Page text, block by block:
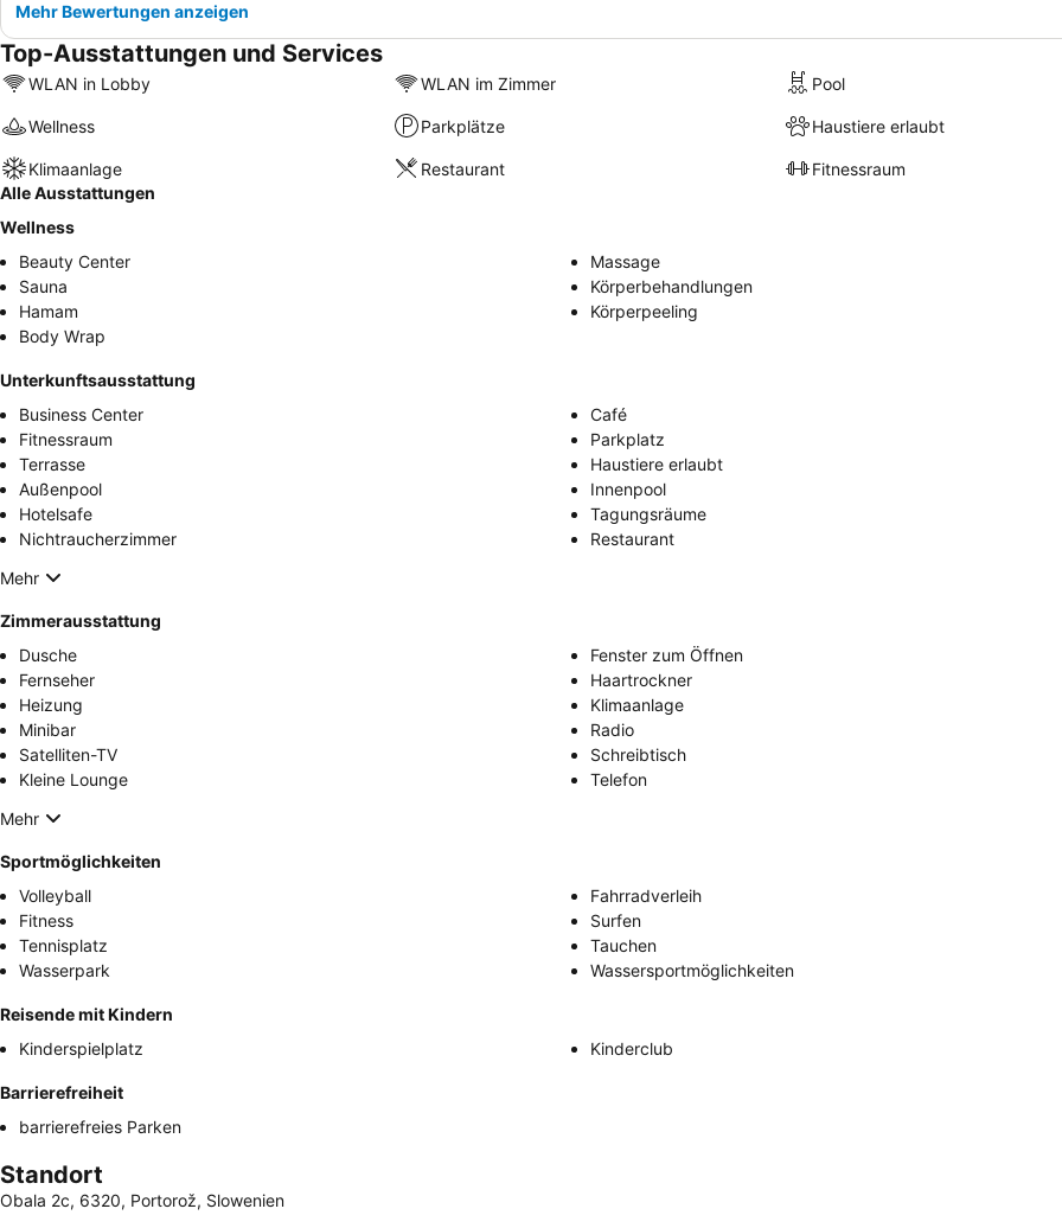
Mehr Bewertungen anzeigen
Top-Ausstattungen und Services
WLAN in Lobby WLAN im Zimmer Pool
Wellness Parkplätze Haustiere erlaubt
Klimaanlage Restaurant
Fitnessraum
Alle Ausstattungen
Wellness
Beauty Center
Massage
Sauna
Körperbehandlungen
Hamam
Körperpeeling
Body Wrap
Unterkunftsausstattung
Business Center
Café
Fitnessraum
Parkplatz
Terrasse
Haustiere erlaubt
Außenpool
Innenpool
Hotelsafe
Tagungsräume
Nichtraucherzimmer
Restaurant
Mehr
Zimmerausstattung
Dusche
Fenster zum Öffnen
Fernseher
Haartrockner
Heizung
Klimaanlage
Minibar
Radio
Satelliten-TV
Schreibtisch
Kleine Lounge
Telefon
Mehr
Sportmöglichkeiten
Volleyball
Fahrradverleih
Fitness
Surfen
Tennisplatz
Tauchen
Wasserpark
Wassersportmöglichkeiten
Reisende mit Kindern
Kinderspielplatz
Kinderclub
Barrierefreiheit
barrierefreies Parken
Standort
Obala 2c, 6320, Portorož, Slowenien